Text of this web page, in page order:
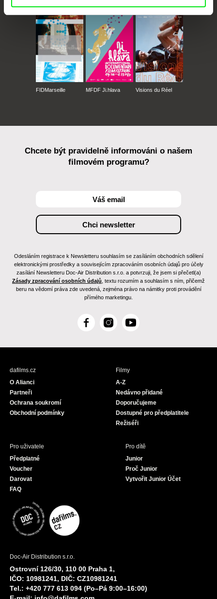
Against Gravity
FIDMarseille MFDF Ji.hlava Visions du Réel
Chcete být pravidelně informováni o našem
filmovém programu?
Odesláním registrace k Newsletteru souhlasím se zasíláním obchodních sdělení
elektronickými prostředky a souvisejícím zpracováním osobních údajů pro účely
zasílání Newsletteru Doc-Air Distribution s.r.o. a potvrzuji, že jsem si přečetl(a)
Zásady zpracování osobních údajů , textu rozumím a souhlasím s ním, přičemž
beru na vědomí práva zde uvedená, zejména právo na námitky proti provádění
přímého marketingu.
F
c
I
s
Y
u
dafilms.cz
O Alianci
Partneři
Ochrana soukromí
Obchodní podmínky
Filmy
A-Z
Nedávno přidané
Doporučujeme
Dostupné pro předplatitele
Režiséři
Pro uživatele
Předplatné
Voucher
Darovat
FAQ
Pro dítě
Junior
Proč Junior
Vytvořit Junior Účet
Doc-Air Distribution s.r.o.
Ostrovní 126/30, 110 00 Praha 1,
IČO: 10981241, DIČ: CZ10981241
Tel.: +420 777 613 094 (Po–Pá 9:00–16:00)